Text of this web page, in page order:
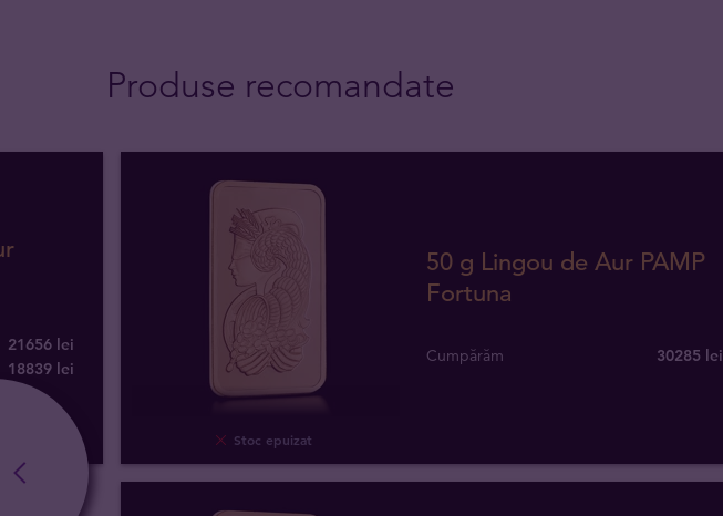
Produse recomandate
21656 lei
18839 lei
Stoc epuizat
50 g Lingou de Aur PAMP
Fortuna
Cumpărăm 30285 lei